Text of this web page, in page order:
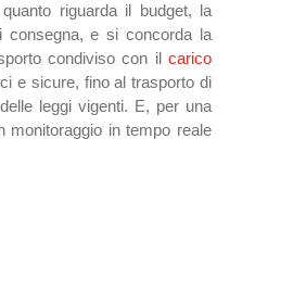
riguarda il budget, la
consegna, e si concorda la
condiviso con il carico
e sicure, fino al trasporto di
leggi vigenti. E, per una
monitoraggio in tempo reale